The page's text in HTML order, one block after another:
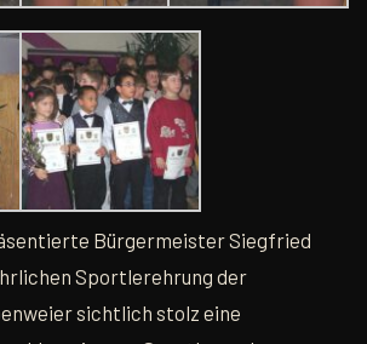
Bürgermeister Siegfried
Sportlerehrung der
sichtlich stolz eine